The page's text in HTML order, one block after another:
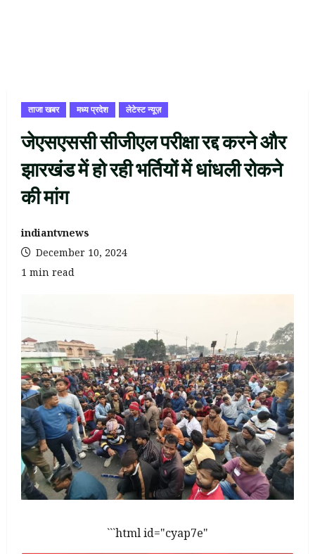
ताजा खबर मध्य प्रदेश लेटेस्ट न्यूज़
जेएसएससी सीजीएल परीक्षा रद्द करने और
झारखंड में हो रही भर्तियों में धांधली रोकने
की मांग
indiantvnews
December 10, 2024
1 min read
```html id="cyap7e"